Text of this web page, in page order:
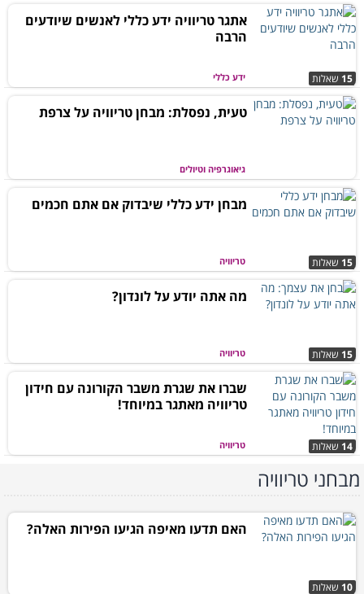
ידע כללי 15 שאלות
אתגר טריוויה ידע כללי לאנשים שיודעים
הרבה
גיאוגרפיה וטיולים
טעית, נפסלת: מבחן טריוויה על צרפת
טריוויה 15 שאלות
מבחן ידע כללי שיבדוק אם אתם חכמים
טריוויה 15 שאלות
מה אתה יודע על לונדון?
טריוויה 14 שאלות
שברו את שגרת משבר הקורונה עם חידון
טריוויה מאתגר במיוחד!
מבחני טריוויה
10 שאלות
האם תדעו מאיפה הגיעו הפירות האלה?